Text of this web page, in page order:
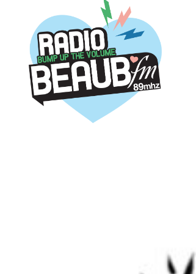
Panneau de gestion des cookies